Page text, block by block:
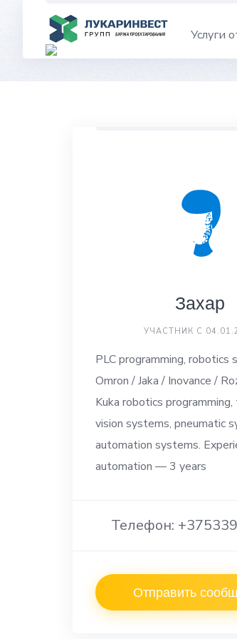
Услуги
Захар
УЧАСТНИК С
PLC programming, robotics
Omron / Jaka / Inovance /
Kuka robotics programming,
vision systems, pneumatic
automation systems.
automation — 3 years
Телефон:
Отправить